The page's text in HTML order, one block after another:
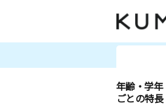
年齢・学年
ごとの特長